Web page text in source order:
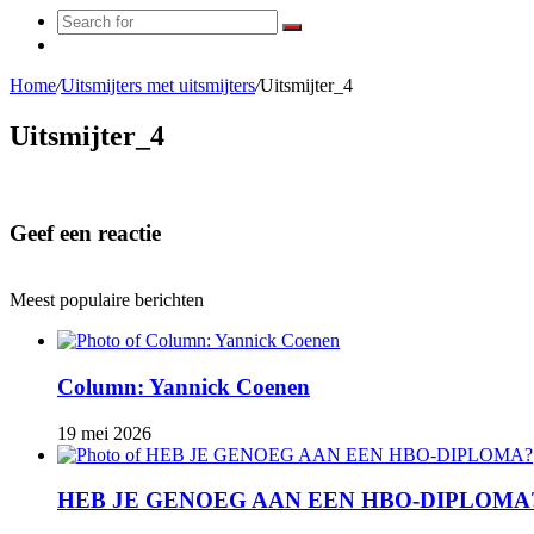
Search
Home/Uitsmijters met uitsmijters/Uitsmijter_4
Uitsmijter_4
Geef een reactie
Meest populaire berichten
Column: Yannick Coenen
19 mei 2026
HEB JE GENOEG AAN EEN HBO-